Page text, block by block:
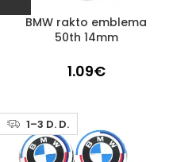
BMW rakto emblema
50th 14mm
1.09€
1–3 D. D.